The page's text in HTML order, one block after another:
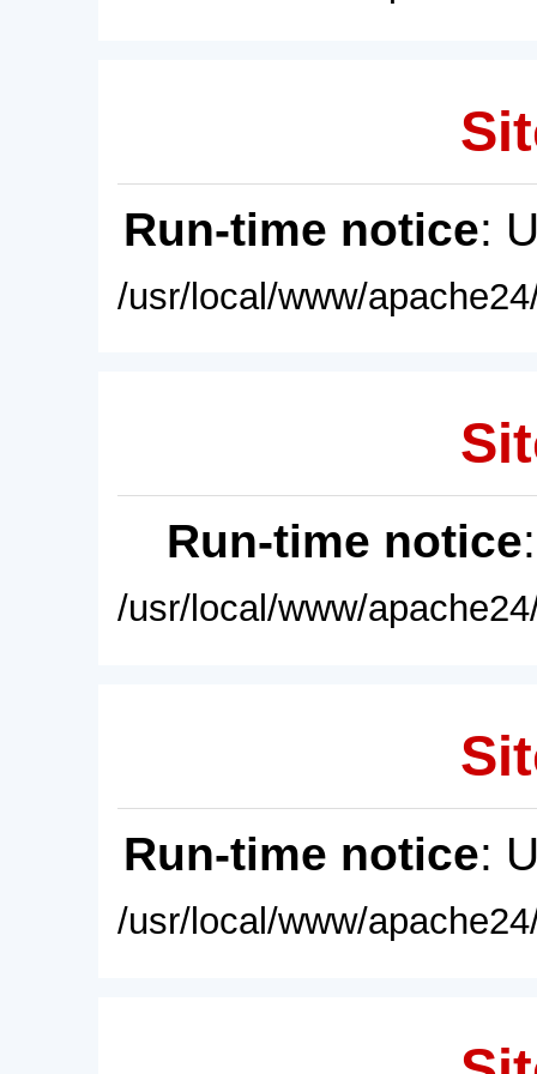
Run-time notice:
/usr/local/www/
Run-time notice
/usr/local/www/
Run-time notice:
/usr/local/www/